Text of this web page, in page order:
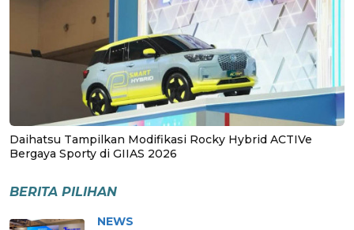
Daihatsu Tampilkan Modifikasi Rocky Hybrid ACTIVe
Bergaya Sporty di GIIAS 2026
BERITA PILIHAN
NEWS